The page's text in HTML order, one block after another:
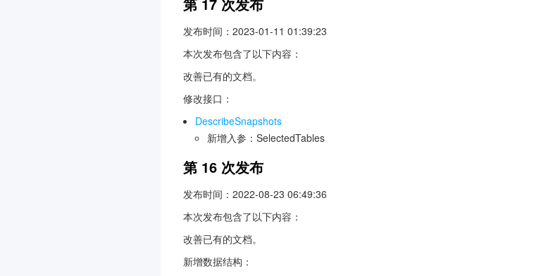
发布时间：2023-01-11 01:39:23
本次发布包含了以下内容：
改善已有的文档。
修改接口：
DescribeSnapshots
新增入参：SelectedTables
第 16 次发布
发布时间：2022-08-23 06:49:36
本次发布包含了以下内容：
改善已有的文档。
新增数据结构：